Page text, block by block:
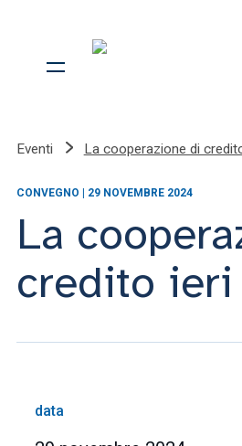
Eventi La cooperazione di
CONVEGNO | 29 NOVEMBRE 2024
La
credito
data